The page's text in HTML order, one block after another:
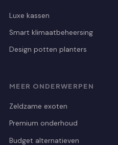
Luxe kassen
Smart klimaatbeheersing
Design potten planters
MEER ONDERWERPEN
Zeldzame exoten
Premium onderhoud
Budget alternatieven